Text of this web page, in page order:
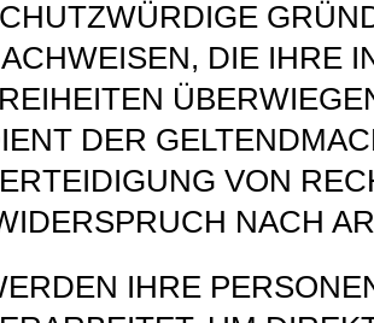
DIE IHRE
DER
VON
NACH
IHRE